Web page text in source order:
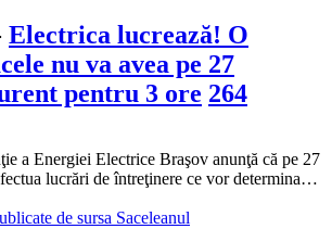
Electrica lucrează! O
nu va avea pe 27
pentru 3 ore 264
a Energiei Electrice Braşov anunţă că pe 27
lucrări de întreţinere ce vor determina…
de sursa Saceleanul